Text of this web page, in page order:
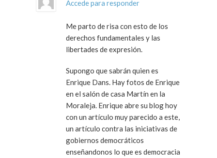
Accede para responder
Me parto de risa con esto de los
derechos fundamentales y las
libertades de expresión.
Supongo que sabrán quien es
Enrique Dans. Hay fotos de Enrique
en el salón de casa Martín en la
Moraleja. Enrique abre su blog hoy
con un artículo muy parecido a este,
un artículo contra las iniciativas de
gobiernos democráticos
enseñandonos lo que es democracia